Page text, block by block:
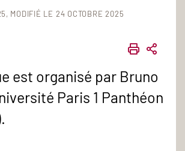
MODIFIÉ LE 24 OCTOBRE 2025
est organisé par Bruno
Paris 1 Panthéon